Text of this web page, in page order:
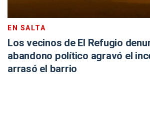
EN SALTA
Los vecinos de El Refugio
abandono político agravó el
arrasó el barrio